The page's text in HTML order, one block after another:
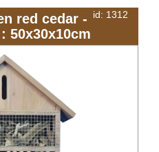
id: 1312
red cedar -
50x30x10cm